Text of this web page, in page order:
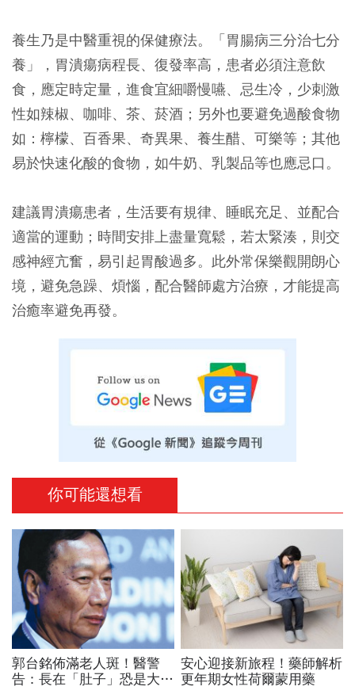
養生乃是中醫重視的保健療法。「胃腸病三分治七分
養」，胃潰瘍病程長、復發率高，患者必須注意飲
食，應定時定量，進食宜細嚼慢嚥、忌生冷，少刺激
性如辣椒、咖啡、茶、菸酒；另外也要避免過酸食物
如：檸檬、百香果、奇異果、養生醋、可樂等；其他
易於快速化酸的食物，如牛奶、乳製品等也應忌口。
建議胃潰瘍患者，生活要有規律、睡眠充足、並配合
適當的運動；時間安排上盡量寬鬆，若太緊湊，則交
感神經亢奮，易引起胃酸過多。此外常保樂觀開朗心
境，避免急躁、煩惱，配合醫師處方治療，才能提高
治癒率避免再發。
你可能還想看
郭台銘佈滿老人斑！醫警
告：長在「肚子」恐是大腸
安心迎接新旅程！藥師解析
更年期女性荷爾蒙用藥